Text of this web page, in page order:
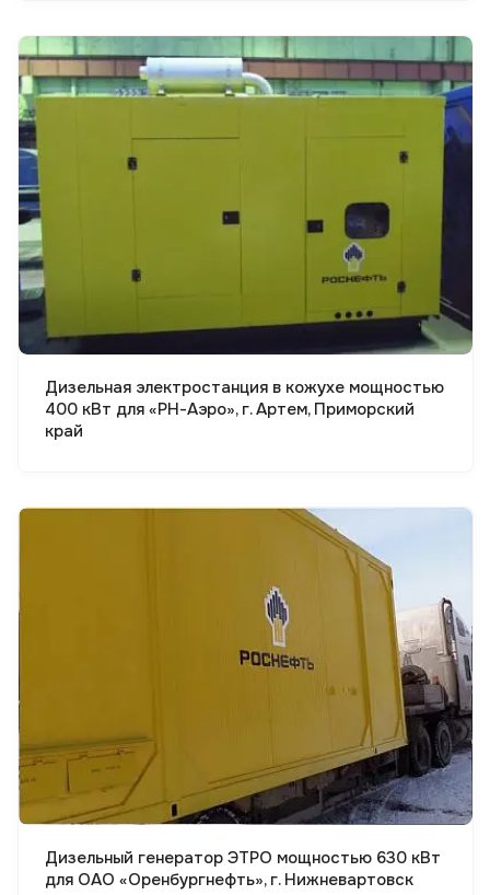
Смотреть проект
Дизельная электростанция в кожухе мощностью
400 кВт для «РН-Аэро», г. Артем, Приморский
край
Смотреть проект
Дизельный генератор ЭТРО мощностью 630 кВт
для ОАО «Оренбургнефть», г. Нижневартовск